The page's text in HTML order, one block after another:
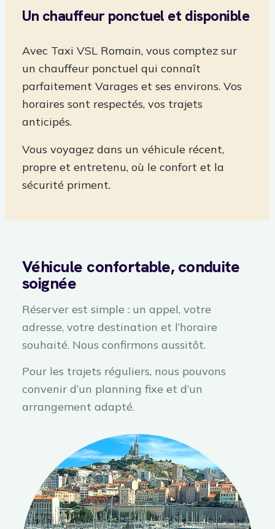
Un chauffeur ponctuel et disponible
Avec Taxi VSL Romain, vous comptez sur
un chauffeur ponctuel qui connaît
parfaitement Varages et ses environs. Vos
horaires sont respectés, vos trajets
anticipés.
Vous voyagez dans un véhicule récent,
propre et entretenu, où le confort et la
sécurité priment.
Véhicule confortable, conduite
soignée
Réserver est simple : un appel, votre
adresse, votre destination et l’horaire
souhaité. Nous confirmons aussitôt.
Pour les trajets réguliers, nous pouvons
convenir d’un planning fixe et d’un
arrangement adapté.